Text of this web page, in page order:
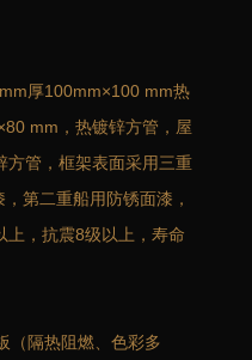
厚100mm×100 mm热
mm，热镀锌方管，屋
管，框架表面采用三重
第二重船用防锈面漆，
上，抗震8级以上，寿命
隔热阻燃、色彩多